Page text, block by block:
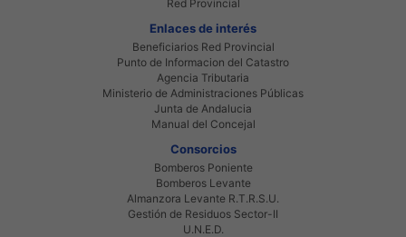
Red Provincial
Enlaces de interés
Beneficiarios Red Provincial
Punto de Informacion del Catastro
Agencia Tributaria
Ministerio de Administraciones Públicas
Junta de Andalucia
Manual del Concejal
Consorcios
Bomberos Poniente
Bomberos Levante
Almanzora Levante R.T.R.S.U.
Gestión de Residuos Sector-II
U.N.E.D.